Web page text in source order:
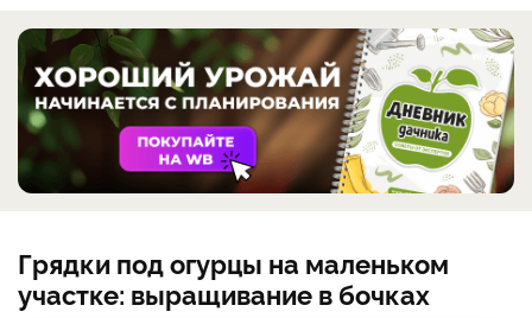
Грядки под огурцы на маленьком
участке: выращивание в бочках